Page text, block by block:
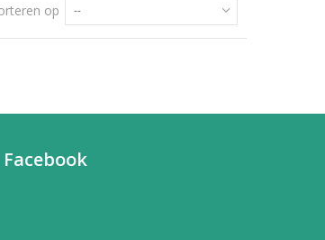
op --
Facebook